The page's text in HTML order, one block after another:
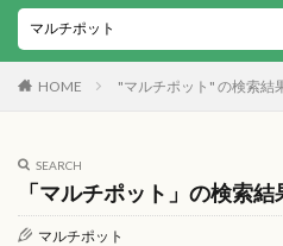
HOME "マルチポット" の検索結
SEARCH
「マルチポット」の検索結
マルチポット